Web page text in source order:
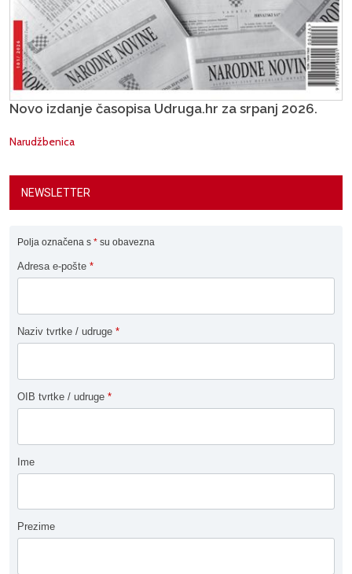
Novo izdanje časopisa Udruga.hr za srpanj 2026.
Narudžbenica
NEWSLETTER
Polja označena s * su obavezna
Adresa e-pošte *
Naziv tvrtke / udruge *
OIB tvrtke / udruge *
Ime
Prezime